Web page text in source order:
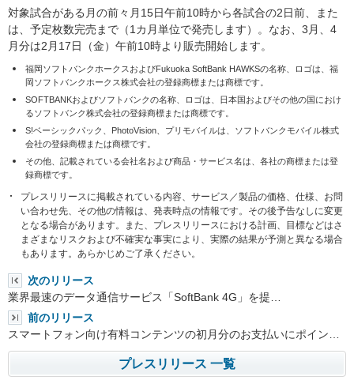
対象試合がある月の前々月15日午前10時から各試合の2日前、また
は、予定枚数完売まで（1カ月単位で発売します）。なお、3月、4
月分は2月17日（金）午前10時より販売開始します。
福岡ソフトバンクホークスおよびFukuoka SoftBank HAWKSの名称、ロゴは、福
岡ソフトバンクホークス株式会社の登録商標または商標です。
SOFTBANKおよびソフトバンクの名称、ロゴは、日本国およびその他の国におけ
るソフトバンク株式会社の登録商標または商標です。
S!ベーシックパック、PhotoVision、プリモバイルは、ソフトバンクモバイル株式
会社の登録商標または商標です。
その他、記載されている会社名および商品・サービス名は、各社の商標または登
録商標です。
プレスリリースに掲載されている内容、サービス／製品の価格、仕様、お問
い合わせ先、その他の情報は、発表時点の情報です。その後予告なしに変更
となる場合があります。また、プレスリリースにおける計画、目標などはさ
まざまなリスクおよび不確実な事実により、実際の結果が予測と異なる場合
もあります。あらかじめご了承ください。
次のリリース
業界最速のデータ通信サービス「SoftBank 4G」を提…
前のリリース
スマートフォン向け有料コンテンツの初月分のお支払いにポイン…
プレスリリース 一覧